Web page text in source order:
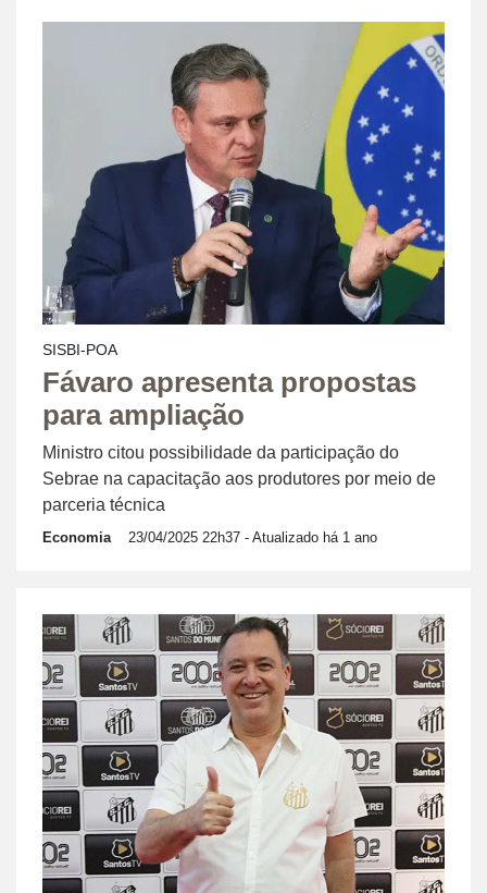
SISBI-POA
Fávaro apresenta propostas
para ampliação
Ministro citou possibilidade da participação do
Sebrae na capacitação aos produtores por meio de
parceria técnica
Economia 23/04/2025 22h37 - Atualizado há 1 ano